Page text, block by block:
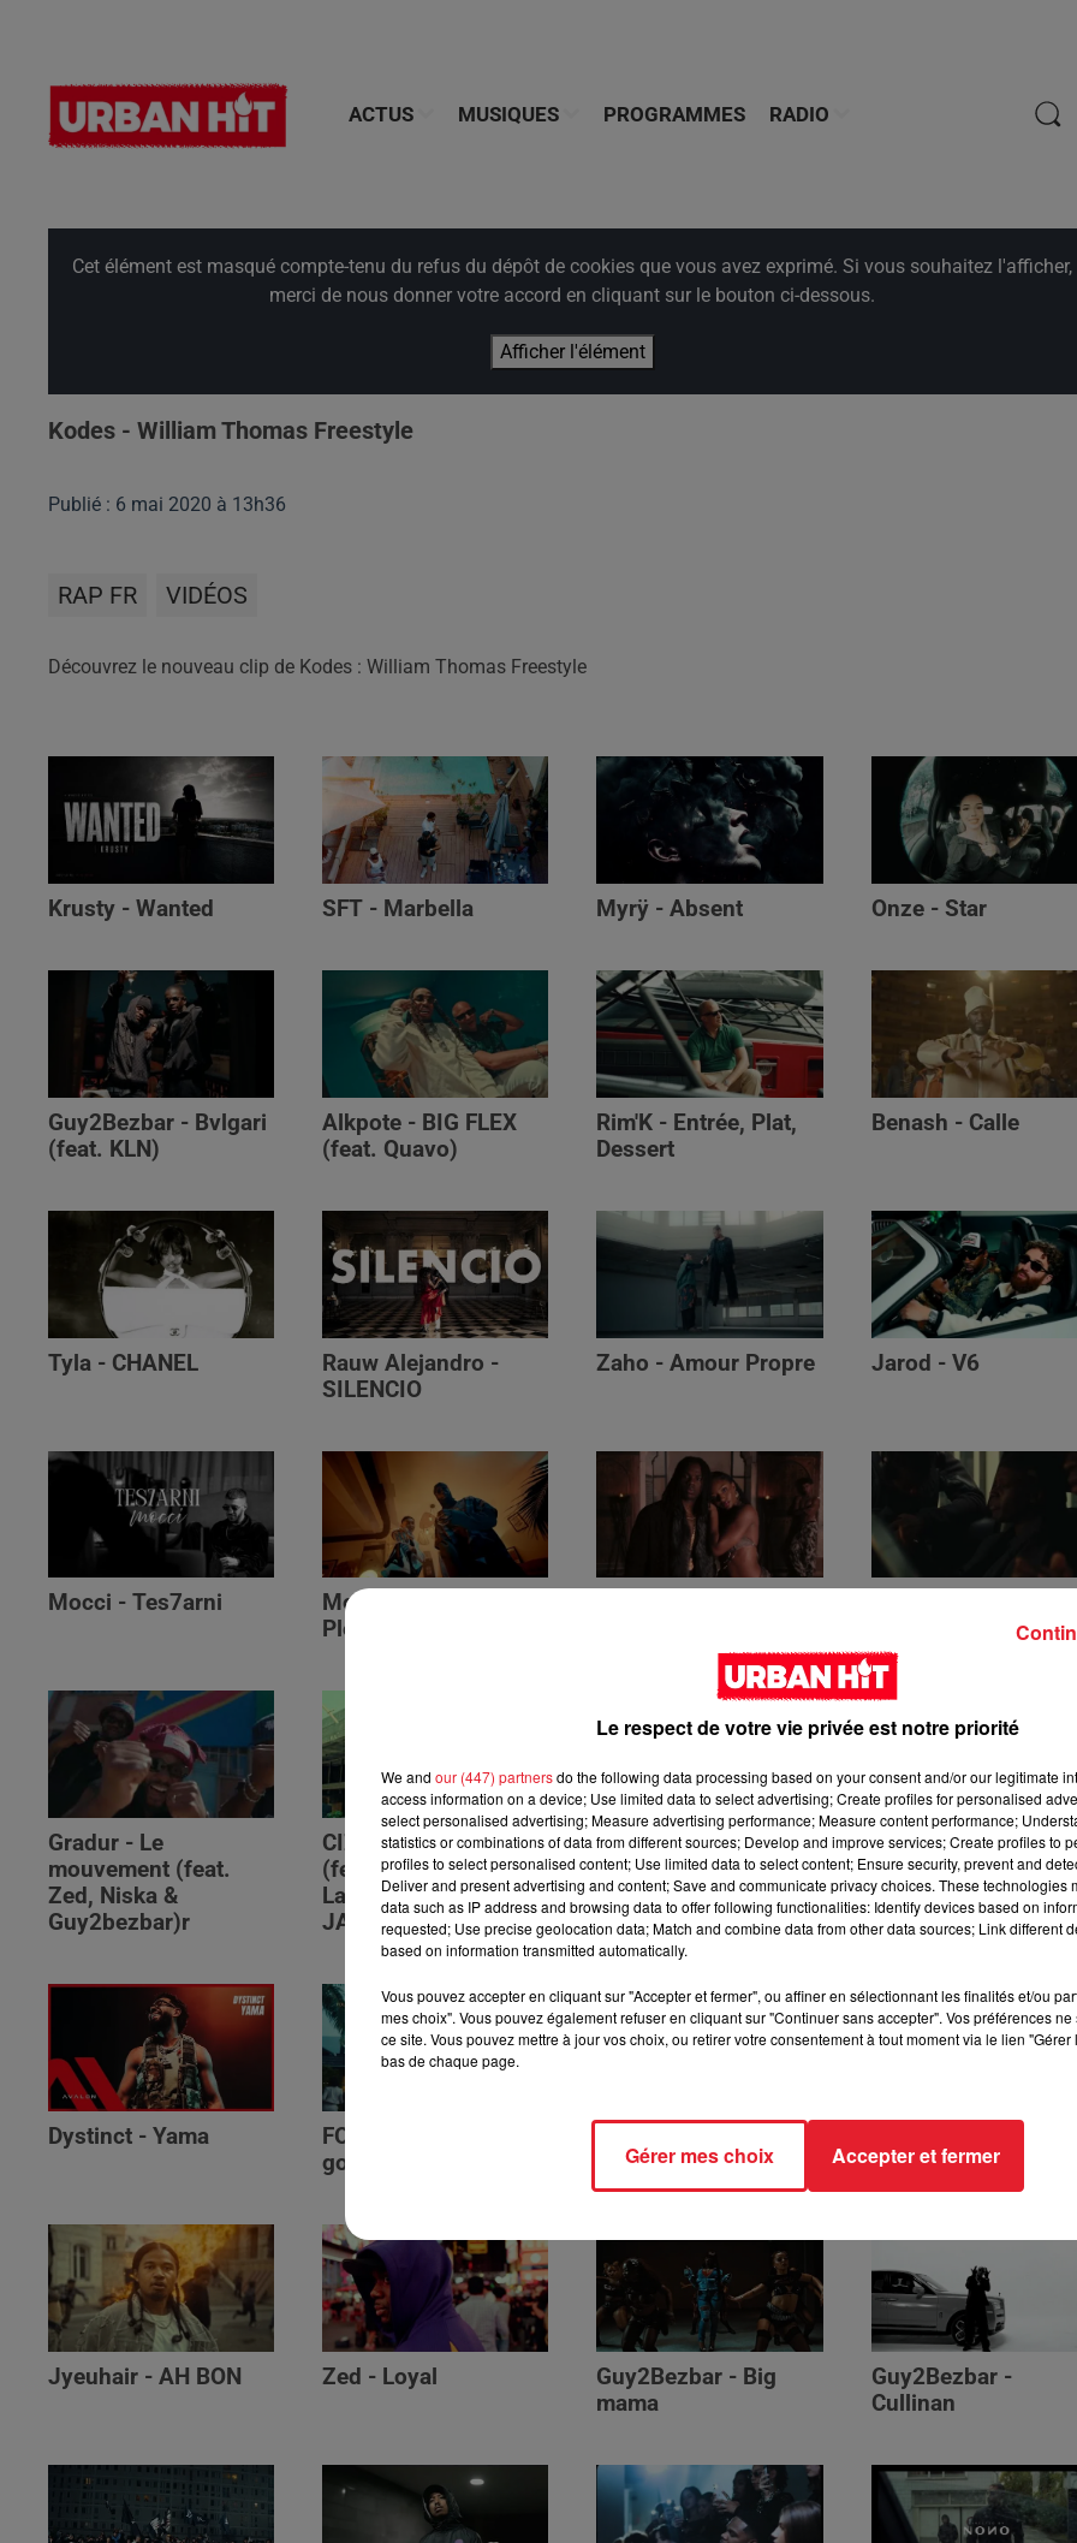
ACTUS MUSIQUES PROGRAMMES RADIO
Cet élément est masqué compte-tenu du refus du dépôt de cookies que vous avez exprimé. Si vous souhaitez l'afficher,
merci de nous donner votre accord en cliquant sur le bouton ci-dessous.
Afficher l'élément
Kodes - William Thomas Freestyle
Publié : 6 mai 2020 à 13h36
RAP FR VIDÉOS
Découvrez le nouveau clip de Kodes : William Thomas Freestyle
Krusty - Wanted SFT - Marbella Myrÿ - Absent Onze - Star
Guy2Bezbar - Bvlgari
(feat. KLN)
Alkpote - BIG FLEX
(feat. Quavo)
Rim'K - Entrée, Plat,
Dessert
Benash - Calle
Tyla - CHANEL
Rauw Alejandro -
SILENCIO
Zaho - Amour Propre Jarod - V6
Mocci - Tes7arni
Monsieur Nov‬ -
Please (feat. RSKO)
interlude Yorssy
Gradur - Le
mouvement (feat.
Zed, Niska &
Guy2bezbar)r
CIZA - Isaka II (6am)
(feat. Tems, Omah
Lay, Thukuthela &
JAZZWRLD)
Siaka & Dr. Yaro - Les
Limites
Kore & Zamdane -
Dalí
Dystinct - Yama
FOLA & Victony -
golibe
Génération Impolie
Jyeuhair - AH BON Zed - Loyal
Guy2Bezbar - Big
mama
Guy2Bezbar -
Cullinan
Le respect de votre vie privée est notre priorité
We and our (447) partnersdo the following data processing based on your consent and/or our legitimate
access information on a device; Use limited data to select advertising; Create profiles for personalised
select personalised advertising; Measure advertising performance; Measure content performance;
statistics or combinations of data from different sources; Develop and improve services; Create profiles to
profiles to select personalised content; Use limited data to select content; Ensure security, prevent and
Deliver and present advertising and content; Save and communicate privacy choices. These technologies
data such as IP address and browsing data to offer following functionalities: Identify devices based on
requested; Use precise geolocation data; Match and combine data from other data sources; Link different
based on information transmitted automatically.
Vous pouvez accepter en cliquant sur "Accepter et fermer", ou affiner en sélectionnant les finalités et/ou
mes choix". Vous pouvez également refuser en cliquant sur "Continuer sans accepter". Vos préférences
ce site. Vous pouvez mettre à jour vos choix, ou retirer votre consentement à tout moment via le lien
bas de chaque page.
Gérer mes choix Accepter et fermer